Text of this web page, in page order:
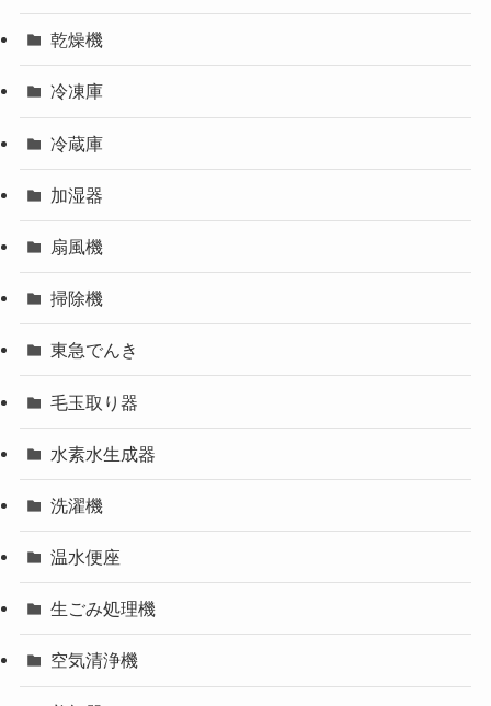
乾燥機
冷凍庫
冷蔵庫
加湿器
扇風機
掃除機
東急でんき
毛玉取り器
水素水生成器
洗濯機
温水便座
生ごみ処理機
空気清浄機